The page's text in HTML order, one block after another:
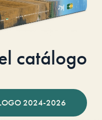
catálogo
2024-2026